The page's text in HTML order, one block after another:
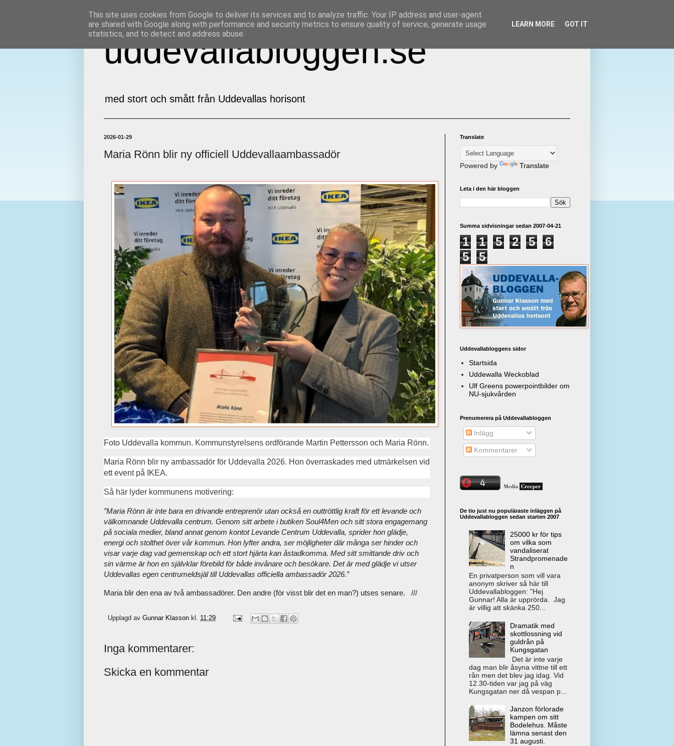
uddevallabloggen.se
med stort och smått från Uddevallas horisont
2026-01-29
Maria Rönn blir ny officiell Uddevallaambassadör
Foto Uddevalla kommun. Kommunstyrelsens ordförande Martin Pettersson och Maria Rönn.
Maria Rönn blir ny ambassadör för Uddevalla 2026. Hon överraskades med utmärkelsen vid
ett event på IKEA.
Så här lyder kommunens motivering:
”Maria Rönn är inte bara en drivande entreprenör utan också en outtröttlig kraft för ett levande och
välkomnande Uddevalla centrum. Genom sitt arbete i butiken Soul4Men och sitt stora engagemang
på sociala medier, bland annat genom kontot Levande Centrum Uddevalla, sprider hon glädje,
energi och stolthet över vår kommun. Hon lyfter andra, ser möjligheter där många ser hinder och
visar varje dag vad gemenskap och ett stort hjärta kan åstadkomma. Med sitt smittande driv och
sin värme är hon en självklar förebild för både invånare och besökare. Det är med glädje vi utser
Uddevallas egen centrumeldsjäl till Uddevallas officiella ambassadör 2026.”
Maria blir den ena av två ambassadörer. Den andre (för visst blir det en man?) utses senare. ///
Upplagd av Gunnar Klasson kl. 11:29
Inga kommentarer:
Skicka en kommentar
Translate
Powered by Translate
Leta i den här bloggen
Summa sidvisningar sedan 2007-04-21
1 1 5 2 5
6
5
5
Uddevallabloggens sidor
Startsida
Uddewalla Weckoblad
Ulf Greens powerpointbilder om
NU-sjukvården
Prenumerera på Uddevallabloggen
Inlägg
Kommentarer
De tio just nu populäraste inläggen på
Uddevallabloggen sedan starten 2007
25000 kr för tips
om vilka som
vandaliserat
Strandpromenade
n
En privatperson som vill vara
anonym skriver så här till
Uddevallabloggen: "Hej
Gunnar! Alla är upprörda. Jag
är villig att skänka 250...
Dramatik med
skottlossning vid
guldrån på
Kungsgatan
Det är inte varje
dag man blir åsyna vittne till ett
rån men det blev jag idag. Vid
12.30-tiden var jag på väg
Kungsgatan ner då vespan p...
Janzon förlorade
kampen om sitt
Bodelehus. Måste
lämna senast den
31 augusti.
This site uses cookies from Google to deliver its services and to analyze traffic. Your IP address and user-agent
are shared with Google along with performance and security metrics to ensure quality of service, generate usage
statistics, and to detect and address abuse.
LEARN MORE GOT IT